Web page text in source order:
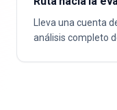
Lleva una cuenta
análisis completo